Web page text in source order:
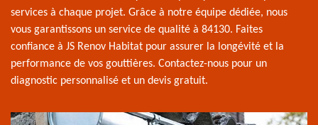
services à chaque projet. Grâce à notre équipe dédiée, nous
vous garantissons un service de qualité à 84130. Faites
confiance à JS Renov Habitat pour assurer la longévité et la
performance de vos gouttières. Contactez-nous pour un
diagnostic personnalisé et un devis gratuit.